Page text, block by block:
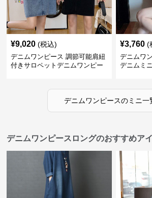
¥9,020 (税込)
デニムワンピース 調節可能肩紐
付きサロペットデニムワンピー
¥3,760 (
デニムワ
デニムミ
デニムワンピースのミニ一
デニムワンピースロングのおすすめア